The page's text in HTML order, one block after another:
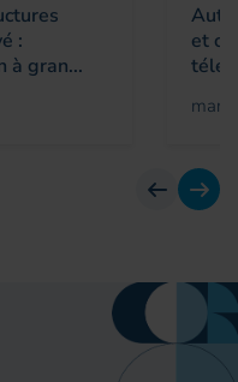
:
à gran...
et
mar.
Avant